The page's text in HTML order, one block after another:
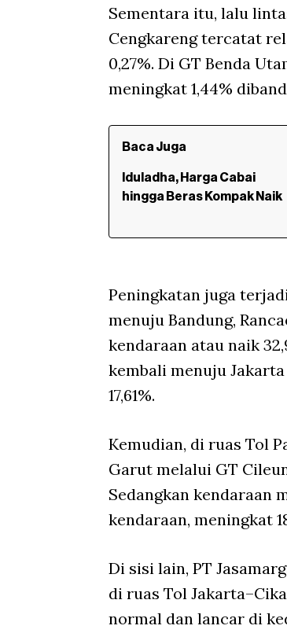
Sementara itu, lalu
Cengkareng tercatat
0,27%. Di GT Benda
meningkat 1,44%
Baca Juga
Iduladha, Harga Cabai
hingga Beras Kompak Naik
Peningkatan juga
menuju Bandung,
kendaraan atau naik
kembali menuju
17,61%.
Kemudian, di ruas Tol
Garut melalui GT
Sedangkan kendaraan
kendaraan, meningkat
Di sisi lain, PT
di ruas Tol
normal dan lancar di